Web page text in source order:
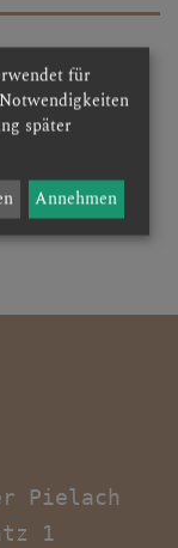
Pielach
1
für
später
Annehmen